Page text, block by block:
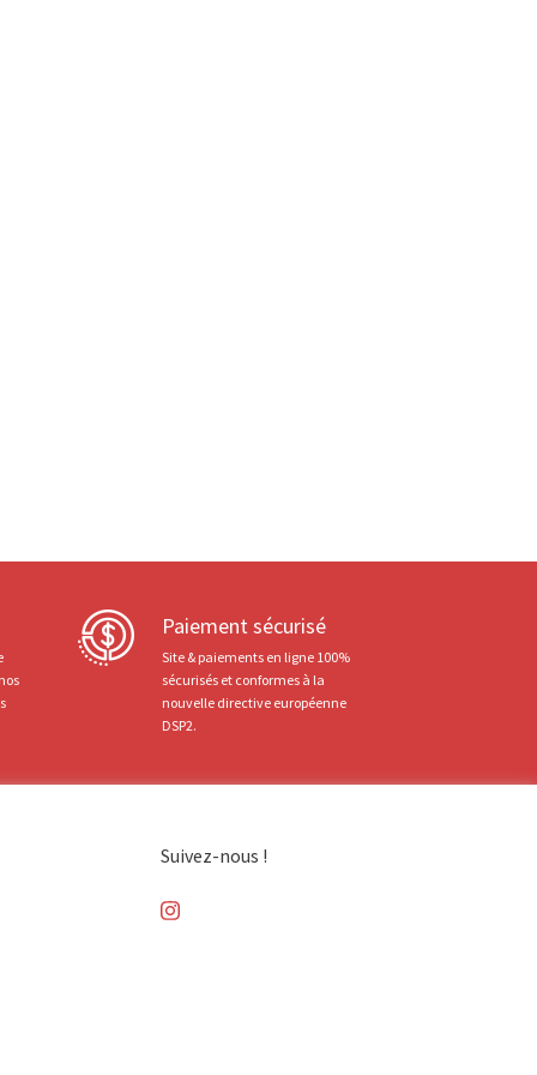
Paiement sécurisé
Site & paiements en ligne 100%
sécurisés et conformes à la
nouvelle directive européenne
DSP2.
Suivez-nous !